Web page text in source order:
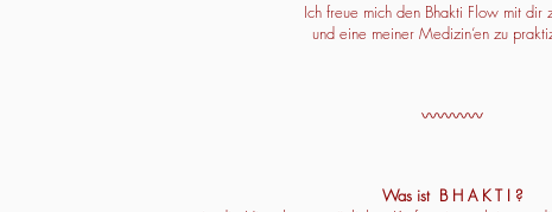
Ich freue mich den Bhakti Flow mit dir
und eine meiner Medizin‘en zu
〰️〰️〰️〰️
Was ist B H A K T I ?